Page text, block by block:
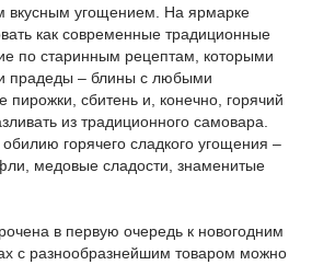
вкусным угощением. На ярмарке
как современные традиционные
по старинным рецептам, которыми
прадеды – блины с любыми
пирожки, сбитень и, конечно, горячий
из традиционного самовара.
горячего сладкого угощения –
медовые сладости, знаменитые
в первую очередь к новогодним
с разнообразнейшим товаром можно